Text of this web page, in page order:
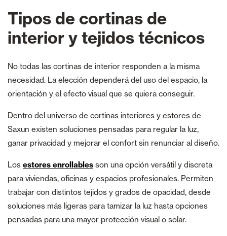
Tipos de cortinas de
interior y tejidos técnicos
No todas las cortinas de interior responden a la misma
necesidad. La elección dependerá del uso del espacio, la
orientación y el efecto visual que se quiera conseguir.
Dentro del universo de cortinas interiores y estores de
Saxun existen soluciones pensadas para regular la luz,
ganar privacidad y mejorar el confort sin renunciar al diseño.
Los estores enrollables son una opción versátil y discreta
para viviendas, oficinas y espacios profesionales. Permiten
trabajar con distintos tejidos y grados de opacidad, desde
soluciones más ligeras para tamizar la luz hasta opciones
pensadas para una mayor protección visual o solar.